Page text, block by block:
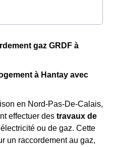
gaz GRDF à
à Hantay avec
en Nord-Pas-De-Calais,
effectuer des travaux de
ou de gaz. Cette
un raccordement au gaz,